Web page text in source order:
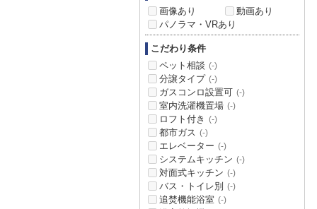
画像あり
動画あり
パノラマ・VRあり
こだわり条件
ペット相談 (-)
分譲タイプ (-)
ガスコンロ設置可 (-)
室内洗濯機置場 (-)
ロフト付き (-)
都市ガス (-)
エレベーター (-)
システムキッチン (-)
対面式キッチン (-)
バス・トイレ別 (-)
追焚機能浴室 (-)